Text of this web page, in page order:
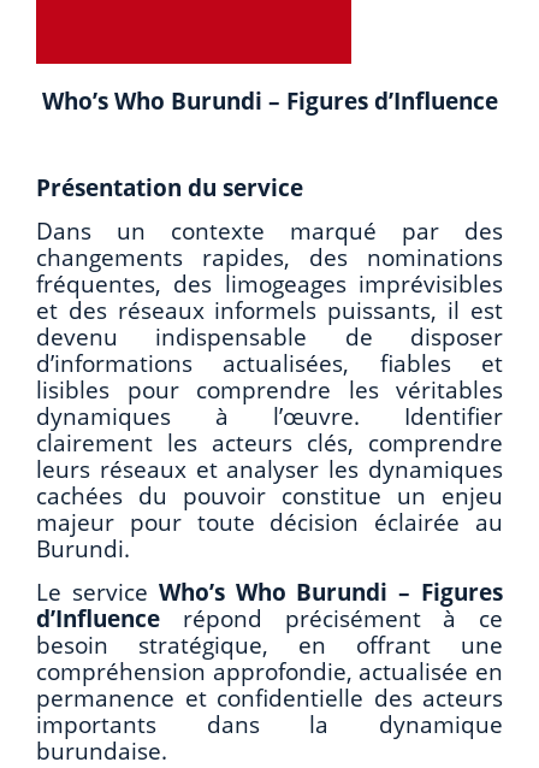
Who’s Who Burundi – Figures d’Influence
Présentation du service
Dans un contexte marqué par des
changements rapides, des nominations
fréquentes, des limogeages imprévisibles
et des réseaux informels puissants, il est
devenu indispensable de disposer
d’informations actualisées, fiables et
lisibles pour comprendre les véritables
dynamiques à l’œuvre. Identifier
clairement les acteurs clés, comprendre
leurs réseaux et analyser les dynamiques
cachées du pouvoir constitue un enjeu
majeur pour toute décision éclairée au
Burundi.
Le service Who’s Who Burundi – Figures
d’Influence répond précisément à ce
besoin stratégique, en offrant une
compréhension approfondie, actualisée en
permanence et confidentielle des acteurs
importants dans la dynamique
burundaise.